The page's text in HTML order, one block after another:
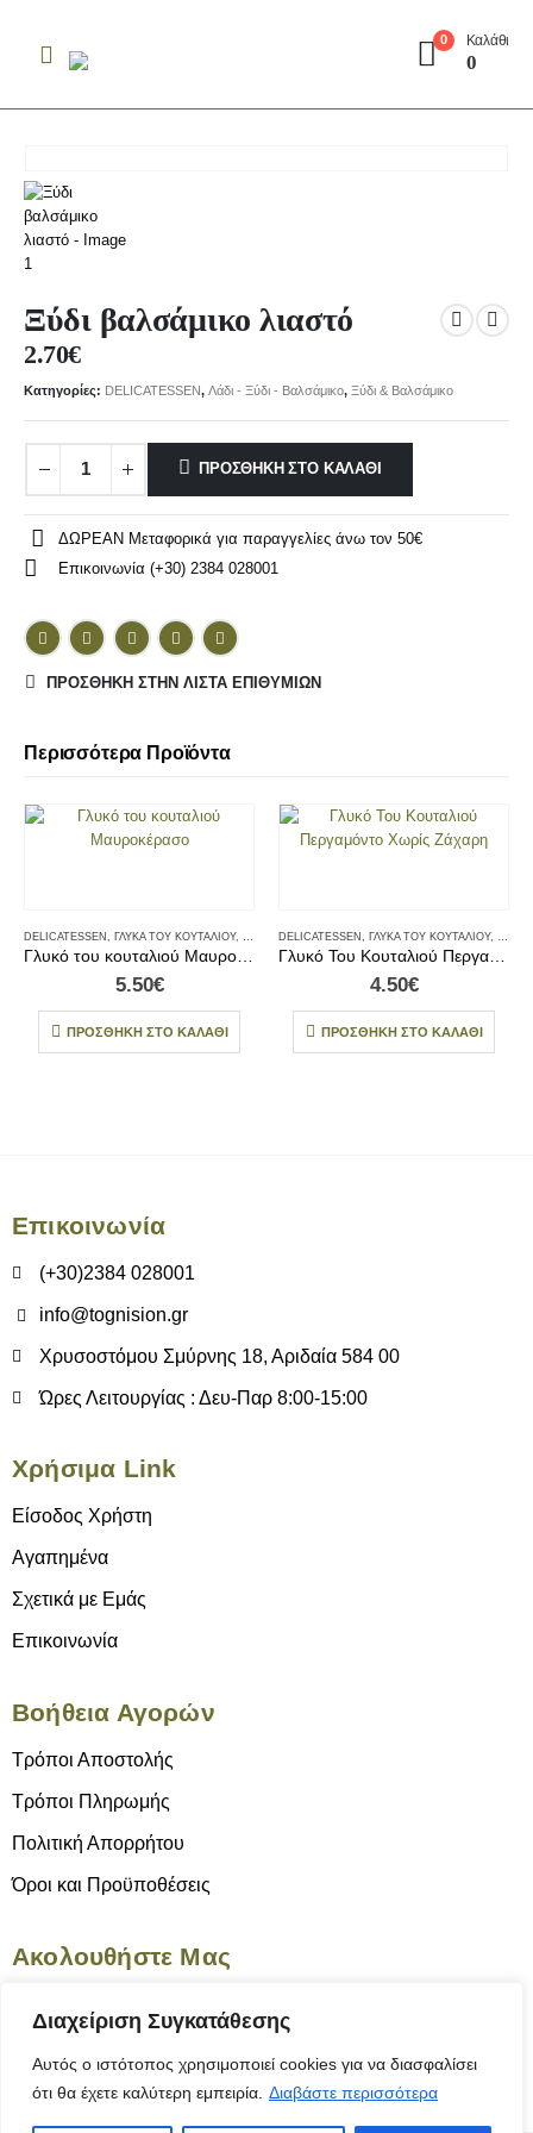
Διαχείριση Συγκατάθεσης
Αυτός ο ιστότοπος χρησιμοποιεί cookies για να διασφαλίσει
ότι θα έχετε καλύτερη εμπειρία. Διαβάστε περισσότερα
0 Καλάθι
0
Ξύδι βαλσάμικο λιαστό
2.70€
Κατηγορίες: DELICATESSEN, Λάδι - Ξύδι - Βαλσάμικο, Ξύδι & Βαλσάμικο
ΠΡΟΣΘΉΚΗ ΣΤΟ ΚΑΛΆΘΙ
ΔΩΡΕΑΝ Μεταφορικά για παραγγελίες άνω τον 50€
Επικοινωνία (+30) 2384 028001
ΠΡΌΣΘΉΚΗ ΣΤΗΝ ΛΊΣΤΑ ΕΠΙΘΥΜΙΏΝ
Περισσότερα Προϊόντα
DELICATESSEN , ΓΛΥΚΆ ΤΟΥ ΚΟΥΤΑΛΙΟΎ, ΓΛΥΚΆ ΤΟΥ ΚΟΥΤΑΛΙΟΎ & CHUTNEY,ΠΡΩΙΝΟ,
Γλυκό του κουταλιού Μαυροκέρασο
5.50€
ΠΡΟΣΘΉΚΗ ΣΤΟ ΚΑΛΆΘΙ
DELICATESSEN , ΓΛΥΚΆ ΤΟΥ ΚΟΥΤΑΛΙΟΎ,
Γλυκό Του Κουταλιού Περγαμόντο Χωρίς Ζάχαρη
4.50€
ΠΡΟΣΘΉΚΗ ΣΤΟ ΚΑΛΆΘΙ
Επικοινωνία
(+30)2384 028001
info@tognision.gr
Χρυσοστόμου Σμύρνης 18, Αριδαία 584 00
Ώρες Λειτουργίας : Δευ-Παρ 8:00-15:00
Χρήσιμα Link
Είσοδος Χρήστη
Αγαπημένα
Σχετικά με Εμάς
Επικοινωνία
Βοήθεια Αγορών
Τρόποι Αποστολής
Τρόποι Πληρωμής
Πολιτική Απορρήτου
Όροι και Προϋποθέσεις
Ακολουθήστε Μας